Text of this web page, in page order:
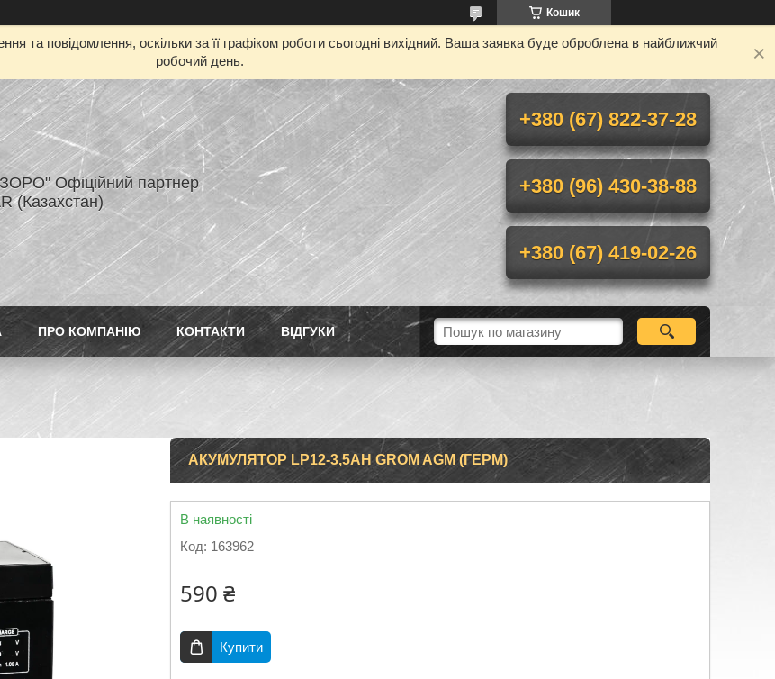
Кошик
та повідомлення, оскільки за її графіком роботи сьогодні вихідний. Ваша заявка буде оброблена в найближчий
робочий день.
Офіційний партнер
(Казахстан)
+380 (67) 822-37-28
+380 (96) 430-38-88
+380 (67) 419-02-26
ПРО КОМПАНІЮ КОНТАКТИ ВІДГУКИ
АКУМУЛЯТОР LP12-3,5AH GROM AGM (ГЕРМ)
В наявності
Код: 163962
590 ₴
Купити